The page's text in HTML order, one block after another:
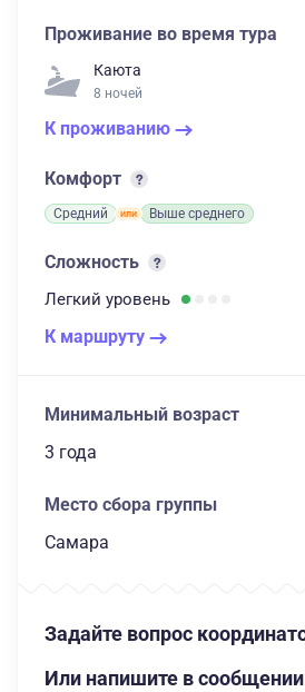
Проживание во время тура
Каюта
8 ночей
К проживанию
Комфорт
Средний Выше среднего
Сложность
Легкий уровень
К маршруту
Минимальный возраст
3 года
Место сбора группы
Самара
Задайте вопрос
Или напишите в сообщении